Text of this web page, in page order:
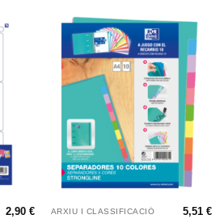
2,90€ ARXIU I CLASSIFICACIÓ 5,51€